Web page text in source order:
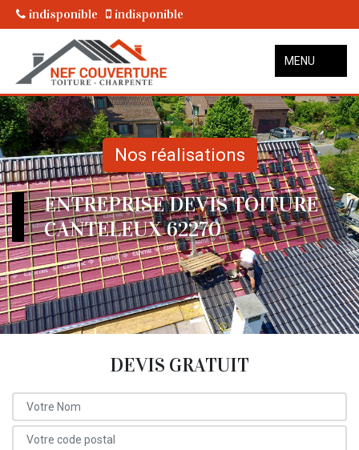
indisponible indisponible
MENU
Nos réalisations
ENTREPRISE DEVIS TOITURE
CANTELEUX 62270
DEVIS GRATUIT